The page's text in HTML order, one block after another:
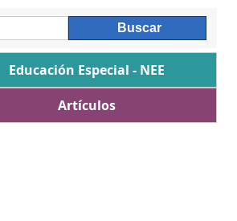
Educación Especial - NEE
Artículos